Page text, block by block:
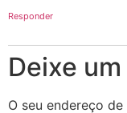
Responder
Deixe
O seu endereço